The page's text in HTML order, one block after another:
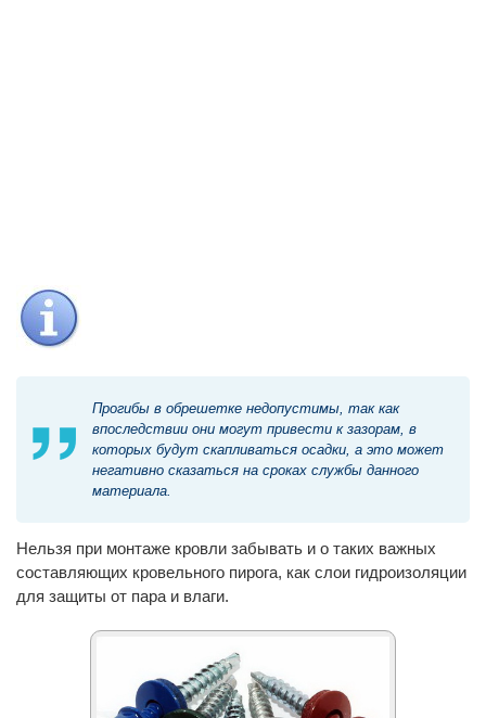
Прогибы в обрешетке недопустимы, так как
впоследствии они могут привести к зазорам, в
которых будут скапливаться осадки, а это может
негативно сказаться на сроках службы данного
материала.
Нельзя при монтаже кровли забывать и о таких важных
составляющих кровельного пирога, как слои гидроизоляции
для защиты от пара и влаги.